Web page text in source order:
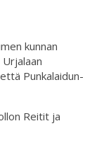
kunnan
Punkalaidun-
Reitit ja